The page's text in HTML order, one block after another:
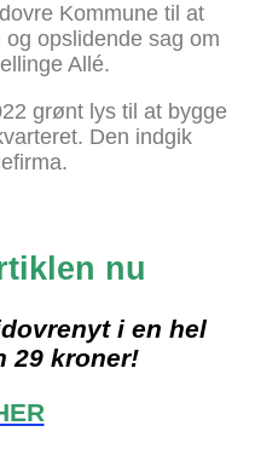
Kommune til at
opslidende sag om
Allé.
grønt lys til at bygge
Den indgik
nu
i en hel
29 kroner!